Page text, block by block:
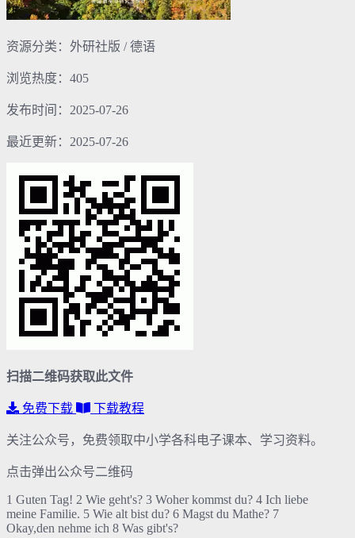
资源分类：外研社版 / 德语
浏览热度：405
发布时间：2025-07-26
最近更新：2025-07-26
扫描二维码获取此文件
免费下载 下载教程
关注公众号，免费领取中小学各科电子课本、学习资料。
点击弹出公众号二维码
1 Guten Tag! 2 Wie geht's? 3 Woher kommst du? 4 Ich liebe
meine Familie. 5 Wie alt bist du? 6 Magst du Mathe? 7
Okay,den nehme ich 8 Was gibt's?